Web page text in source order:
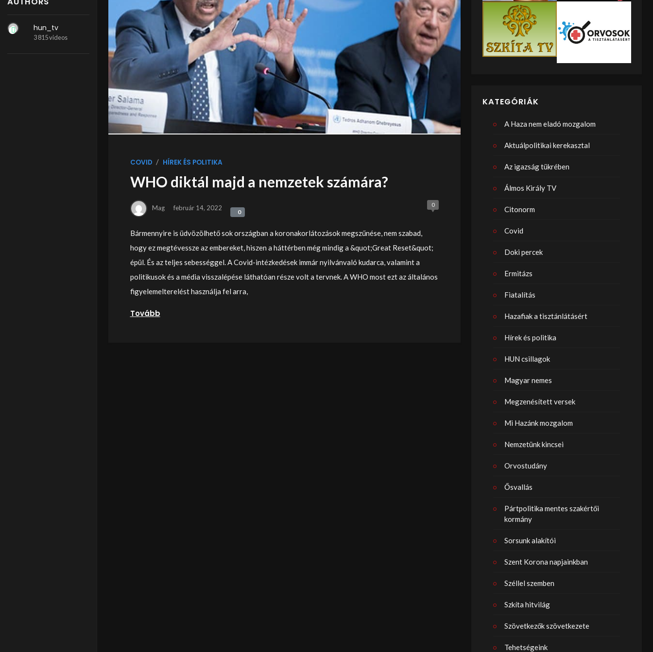
hun_tv
3 815 videos
COVID / HÍREK ÉS POLITIKA
WHO diktál majd a nemzetek számára?
Mag február 14, 2022
0
0
Bármennyire is üdvözölhető sok országban a koronakorlátozások megszűnése, nem szabad,
hogy ez megtévessze az embereket, hiszen a háttérben még mindig a &quot;Great Reset&quot;
épül. És az teljes sebességgel. A Covid-intézkedések immár nyilvánvaló kudarca, valamint a
politikusok és a média visszalépése láthatóan része volt a tervnek. A WHO most ezt az általános
figyelemelterelést használja fel arra,
Tovább
KATEGÓRIÁK
A Haza nem eladó mozgalom
Aktuálpolitikai kerekasztal
Az igazság tükrében
Álmos Király TV
Citonorm
Covid
Doki percek
Ermitázs
Fiatalítás
Hazafiak a tisztánlátásért
Hírek és politika
HUN csillagok
Magyar nemes
Megzenésített versek
Mi Hazánk mozgalom
Nemzetünk kincsei
Orvostudány
Ősvallás
Pártpolitika mentes szakértői
kormány
Sorsunk alakítói
Szent Korona napjainkban
Széllel szemben
Szkíta hitvilág
Szövetkezők szövetkezete
Tehetségeink